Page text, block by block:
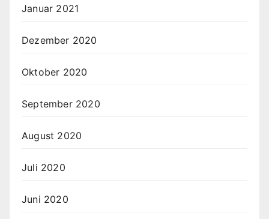
Januar 2021
Dezember 2020
Oktober 2020
September 2020
August 2020
Juli 2020
Juni 2020